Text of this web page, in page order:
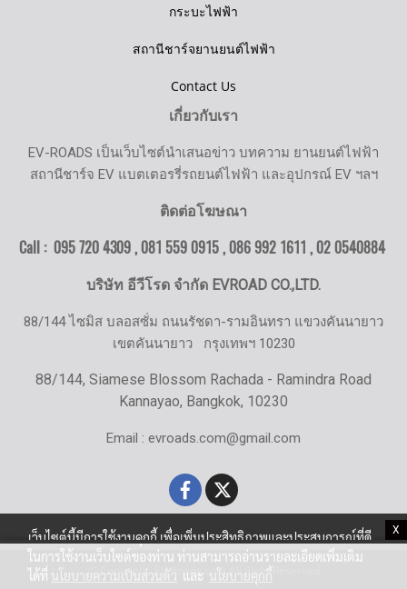
X
กระบะไฟฟ้า
สถานีชาร์จยานยนต์ไฟฟ้า
Contact Us
เกี่ยวกับเรา
EV-ROADS เป็นเว็บไซต์นำเสนอข่าว บทความ ยานยนต์ไฟฟ้า
สถานีชาร์จ EV แบตเตอรรี่รถยนต์ไฟฟ้า และอุปกรณ์ EV ฯลฯ
ติดต่อโฆษณา
Call : 095 720 4309 , 081 559 0915 , 086 992 1611 ,02 0540884
บริษัท อีวีโรด จำกัด EVROAD CO.,LTD.
88/144 ไซมิส บลอสซั่ม ถนนรัชดา-รามอินทรา แขวงคันนายาว
เขตคันนายาว กรุงเทพฯ 10230
88/144, Siamese Blossom Rachada - Ramindra Road
Kannayao, Bangkok, 10230
Email : evroads.com@gmail.com
© Copyright EV-Roads.com All Right Reserved
เว็บไซต์นี้มีการใช้งานคุกกี้ เพื่อเพิ่มประสิทธิภาพและประสบการณ์ที่ดี
ในการใช้งานเว็บไซต์ของท่าน ท่านสามารถอ่านรายละเอียดเพิ่มเติม
ได้ที่ นโยบายความเป็นส่วนตัว และ นโยบายคุกกี้